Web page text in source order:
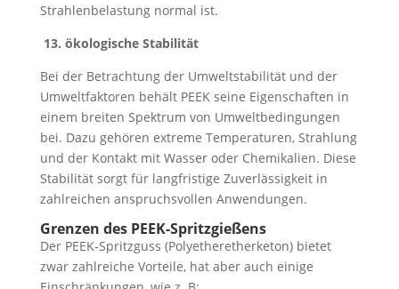
Strahlenbelastung normal ist.
13. ökologische Stabilität
Bei der Betrachtung der Umweltstabilität und der
Umweltfaktoren behält PEEK seine Eigenschaften in
einem breiten Spektrum von Umweltbedingungen
bei. Dazu gehören extreme Temperaturen, Strahlung
und der Kontakt mit Wasser oder Chemikalien. Diese
Stabilität sorgt für langfristige Zuverlässigkeit in
zahlreichen anspruchsvollen Anwendungen.
Grenzen des PEEK-Spritzgießens
Der PEEK-Spritzguss (Polyetheretherketon) bietet
zwar zahlreiche Vorteile, hat aber auch einige